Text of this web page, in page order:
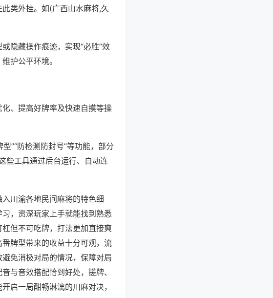
类外挂。如(广西山水麻将,久
隐藏操作痕迹，实现“必胜”效
护公平环境。
、提高好牌率及快速自摸等操
”“防检测防封号”等功能，部分
些工具通过后台运行、自动连
川渝各地民间麻将的特色细
，资深玩家上手就能找到熟悉
但不可吃牌，打法更加直接爽
牌型带来的收益十分可观，流
免消极对局的情况，保障对局
与音效搭配恰到好处，搓牌、
启一局酣畅淋漓的川麻对决，